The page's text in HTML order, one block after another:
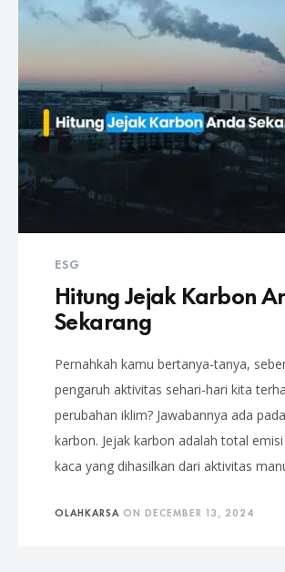
ESG
Hitung Jejak Karbon
Sekarang
Pernahkah kamu bertanya-tanya,
pengaruh aktivitas sehari-hari kita
perubahan iklim? Jawabannya ada
karbon. Jejak karbon adalah total
kaca yang dihasilkan dari aktivitas
OLAHKARSA ON DECEMBER 13, 2024